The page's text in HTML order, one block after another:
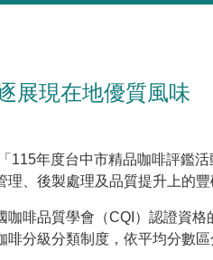
境教育訓練曁自強活動」
境教育訓練曁自強活動
境教育訓練曁自強活動
環境教育訓練曁自強活動
環境教育訓練曁自強活動
運排出方式不變，呼籲
展現在地優質風味
年度台中市精品咖啡評鑑
、後製處理及品質提升上的
啡品質學會（CQI）認證資
分級分類制度，依平均分數